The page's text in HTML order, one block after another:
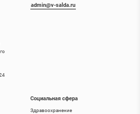
Социальная сфера
Здравоохранение
admin@v-salda.ru